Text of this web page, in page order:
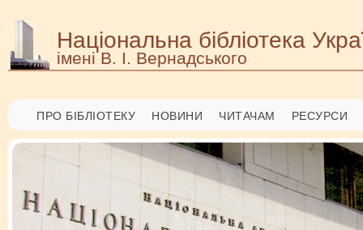
Національна бібліотека
імені В. І. Вернадського
ПРО БІБЛІОТЕКУ НОВИНИ ЧИТАЧАМ РЕСУРСИ